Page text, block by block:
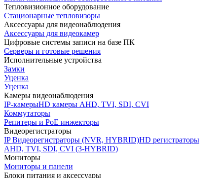
Тепловизионное оборудование
Стационарные тепловизоры
Аксессуары для видеонаблюдения
Аксессуары для видеокамер
Цифровые системы записи на базе ПК
Серверы и готовые решения
Исполнительные устройства
Замки
Уценка
Уценка
Камеры видеонаблюдения
IP-камерыHD камеры AHD, TVI, SDI, CVI
Коммутаторы
Репитеры и PoE инжекторы
Видеорегистраторы
IP Видеорегистраторы (NVR, HYBRID)HD регистраторы
AHD, TVI, SDI, CVI (3-HYBRID)
Мониторы
Мониторы и панели
Блоки питания и аксессуары